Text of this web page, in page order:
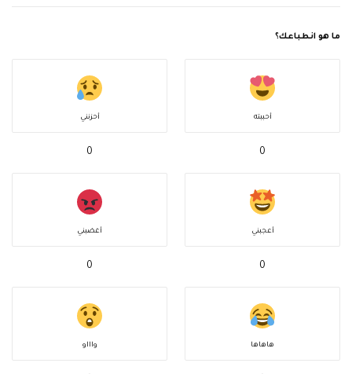
ما هو انطباعك؟
أحببته
0
أحزنني
0
أعجبني
0
أغضبني
0
هاهاها واااو